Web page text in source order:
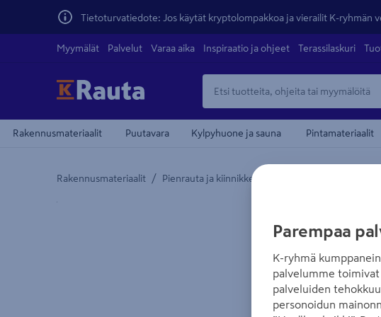
Tietoturvatiedote: Jos käytät kryptolompakkoa ja vierailit K-ryhmän
Myymälät Palvelut Varaa aika Inspiraatio ja ohjeet Terassilaskuri
Rakennusmateriaalit Puutavara Kylpyhuone ja sauna Pintamateriaalit
Rakennusmateriaalit / Pienrauta ja kiinnikkeet
Yksityiskohtainen kuvaus löytyy Tuotteen kuvaus -maamerkistä
Parempaa
K-ryhmä
palvelumme
palveluiden
personoidun